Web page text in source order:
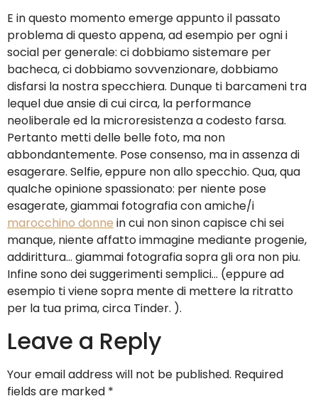
E in questo momento emerge appunto il passato
problema di questo appena, ad esempio per ogni i
social per generale: ci dobbiamo sistemare per
bacheca, ci dobbiamo sovvenzionare, dobbiamo
disfarsi la nostra specchiera. Dunque ti barcameni tra
lequel due ansie di cui circa, la performance
neoliberale ed la microresistenza a codesto farsa.
Pertanto metti delle belle foto, ma non
abbondantemente. Pose consenso, ma in assenza di
esagerare. Selfie, eppure non allo specchio. Qua, qua
qualche opinione spassionato: per niente pose
esagerate, giammai fotografia con amiche/i
marocchino donne in cui non sinon capisce chi sei
manque, niente affatto immagine mediante progenie,
addirittura… giammai fotografia sopra gli ora non piu.
Infine sono dei suggerimenti semplici… (eppure ad
esempio ti viene sopra mente di mettere la ritratto
per la tua prima, circa Tinder. ).
Leave a Reply
Your email address will not be published. Required
fields are marked *